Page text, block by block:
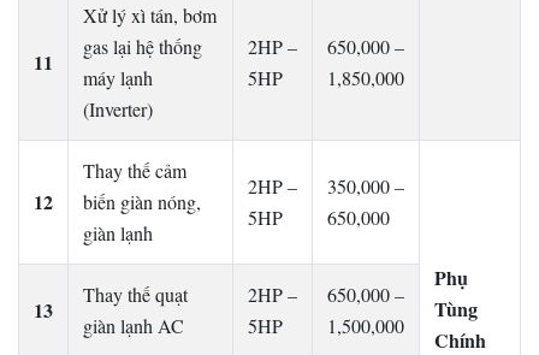
11
Xử lý xì tán, bơm
gas lại hệ thống
máy lạnh
(Inverter)
2HP –
5HP
650,000 –
1,850,000
12
Thay thế cảm
biến giàn nóng,
giàn lạnh
2HP –
5HP
350,000 –
650,000
Phụ
Tùng
Chính
13
Thay thế quạt
giàn lạnh AC
2HP –
5HP
650,000 –
1,500,000